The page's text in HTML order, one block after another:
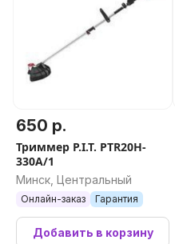
650 р.
Триммер P.I.T. PTR20H-
330A/1
Минск, Центральный
Онлайн-заказ Гарантия
Добавить в корзину